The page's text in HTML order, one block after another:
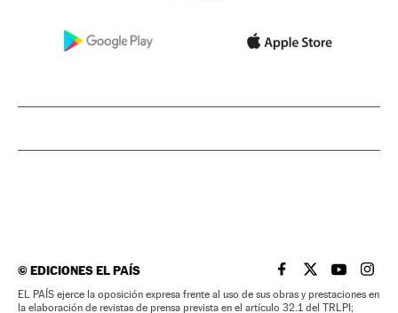
©EDICIONES EL PAÍS EL PAÍS BRASIL EN
EL PAÍSEL PAÍS
EL
EL PAÍS ejerce la oposición expresa frente al uso de sus obras y prestaciones en
la elaboración de revistas de prensa prevista en el artículo 32.1 del TRLPI;